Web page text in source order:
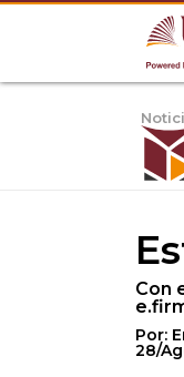
Con
Por:
28/